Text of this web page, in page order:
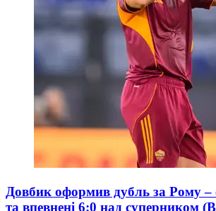
Довбик оформив дубль за Рому –
та впевнені 6:0 над суперником